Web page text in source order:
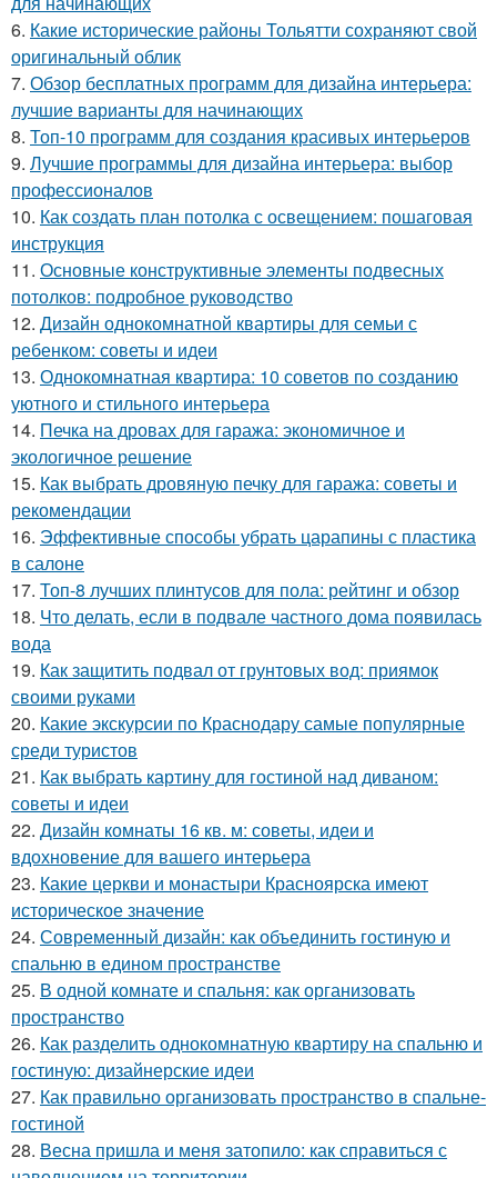
6. Какие исторические районы Тольятти сохраняют свой
оригинальный облик
7. Обзор бесплатных программ для дизайна интерьера:
лучшие варианты для начинающих
8. Топ-10 программ для создания красивых интерьеров
9. Лучшие программы для дизайна интерьера: выбор
профессионалов
10. Как создать план потолка с освещением: пошаговая
инструкция
11. Основные конструктивные элементы подвесных
потолков: подробное руководство
12. Дизайн однокомнатной квартиры для семьи с
ребенком: советы и идеи
13. Однокомнатная квартира: 10 советов по созданию
уютного и стильного интерьера
14. Печка на дровах для гаража: экономичное и
экологичное решение
15. Как выбрать дровяную печку для гаража: советы и
рекомендации
16. Эффективные способы убрать царапины с пластика
в салоне
17. Топ-8 лучших плинтусов для пола: рейтинг и обзор
18. Что делать, если в подвале частного дома появилась
вода
19. Как защитить подвал от грунтовых вод: приямок
своими руками
20. Какие экскурсии по Краснодару самые популярные
среди туристов
21. Как выбрать картину для гостиной над диваном:
советы и идеи
22. Дизайн комнаты 16 кв. м: советы, идеи и
вдохновение для вашего интерьера
23. Какие церкви и монастыри Красноярска имеют
историческое значение
24. Современный дизайн: как объединить гостиную и
спальню в едином пространстве
25. В одной комнате и спальня: как организовать
пространство
26. Как разделить однокомнатную квартиру на спальню и
гостиную: дизайнерские идеи
27. Как правильно организовать пространство в спальне-
гостиной
28. Весна пришла и меня затопило: как справиться с